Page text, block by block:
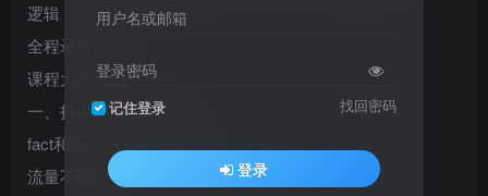
逻辑
全程录音+字幕
课程大纲：
一、抖音电商的不确定
fact和core方法论下的认知
流量不确定
用户名或邮箱
登录密码
记住登录 找回密码
登录